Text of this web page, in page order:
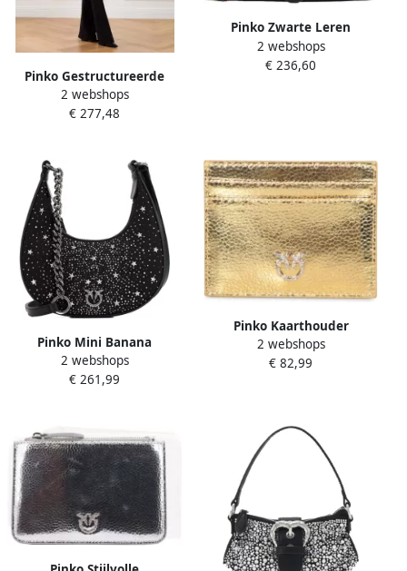
Pinko Gestructureerde
Leren Schoudertas met
Love Birds Gesp Black
2 webshops
€ 277,48
Pinko Zwarte Leren
Schoudertas Met
Kliksluiting Black Dames
2 webshops
€ 236,60
Pinko Mini Banana
Schoudertas Black Dames
2 webshops
€ 261,99
Pinko Kaarthouder
Portemonnees voor
Stijlvolle Organisatie Yellow
2 webshops
€ 82,99